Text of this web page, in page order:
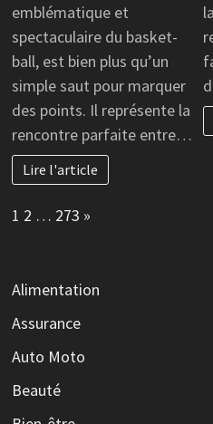
emblématique et
spectaculaire du basket-
ball, est bien plus qu’un
simple saut pour marquer
des points. Il représente la
rencontre parfaite entre…
Lire l'article
Page:
1 2 … 273 Next
»
Alimentation
Assurance
Auto Moto
Beauté